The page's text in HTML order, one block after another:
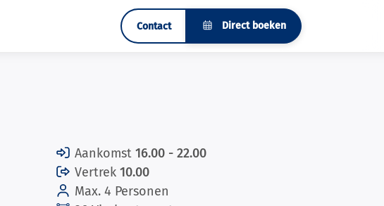
Contact Direct boeken
Aankomst 16.00 - 22.00
Vertrek 10.00
Max. 4 Personen